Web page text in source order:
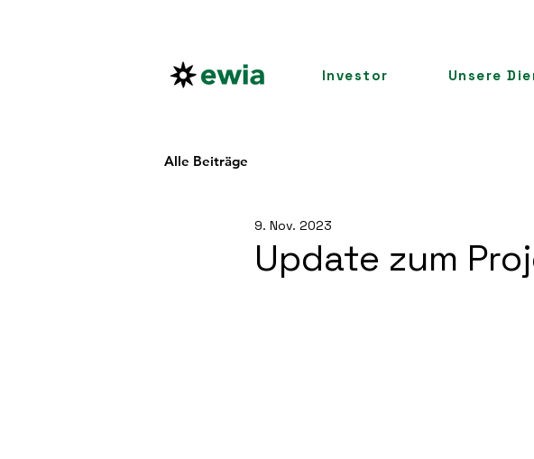
Investor Unsere
Alle Beiträge
Update zum
9. Nov. 2023